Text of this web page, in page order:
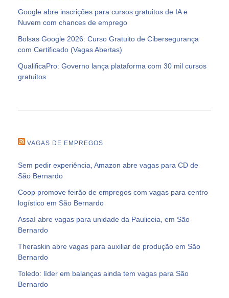
Google abre inscrições para cursos gratuitos de IA e
Nuvem com chances de emprego
Bolsas Google 2026: Curso Gratuito de Cibersegurança
com Certificado (Vagas Abertas)
QualificaPro: Governo lança plataforma com 30 mil cursos
gratuitos
VAGAS DE EMPREGOS
Sem pedir experiência, Amazon abre vagas para CD de
São Bernardo
Coop promove feirão de empregos com vagas para centro
logístico em São Bernardo
Assaí abre vagas para unidade da Pauliceia, em São
Bernardo
Theraskin abre vagas para auxiliar de produção em São
Bernardo
Toledo: líder em balanças ainda tem vagas para São
Bernardo